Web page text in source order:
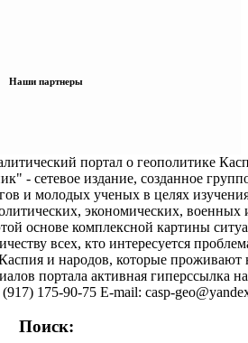
Наши партнеры
портал о геополитике
- сетевое издание, созданное
и молодых ученых в целях
экономических, военных
основе комплексной картины
всех, кто интересуется
Каспия и народов, которые проживают
портала активная гиперссылка на
175-90-75 E-mail: casp-
Поиск: